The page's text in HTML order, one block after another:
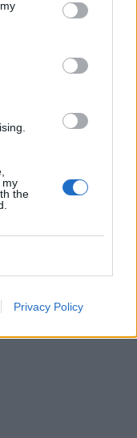
my
the
Privacy Policy
τα φώτα της